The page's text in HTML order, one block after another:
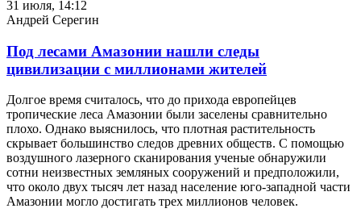
31 июля, 14:12
Андрей Серегин
Под лесами Амазонии нашли следы
цивилизации с миллионами жителей
Долгое время считалось, что до прихода европейцев
тропические леса Амазонии были заселены сравнительно
плохо. Однако выяснилось, что плотная растительность
скрывает большинство следов древних обществ. С помощью
воздушного лазерного сканирования ученые обнаружили
сотни неизвестных земляных сооружений и предположили,
что около двух тысяч лет назад население юго-западной части
Амазонии могло достигать трех миллионов человек.